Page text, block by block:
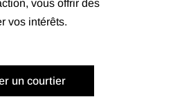
vous offrir des
vos intérêts.
un courtier